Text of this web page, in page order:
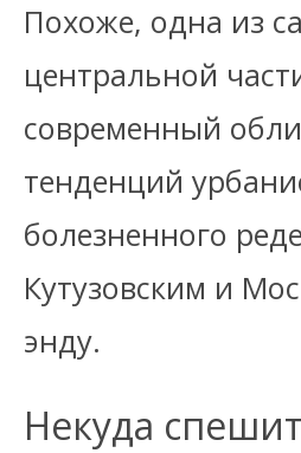
Похоже, одна из
центральной
современный
тенденций
болезненного
Кутузовским и
энду.
Некуда